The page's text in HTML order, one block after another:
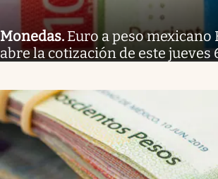
Monedas. Euro a peso mexicano
abre la cotización de este jueves